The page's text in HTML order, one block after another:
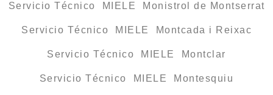
Servicio Técnico MIELE Monistrol de Montserrat
Servicio Técnico MIELE Montcada i Reixac
Servicio Técnico MIELE Montclar
Servicio Técnico MIELE Montesquiu